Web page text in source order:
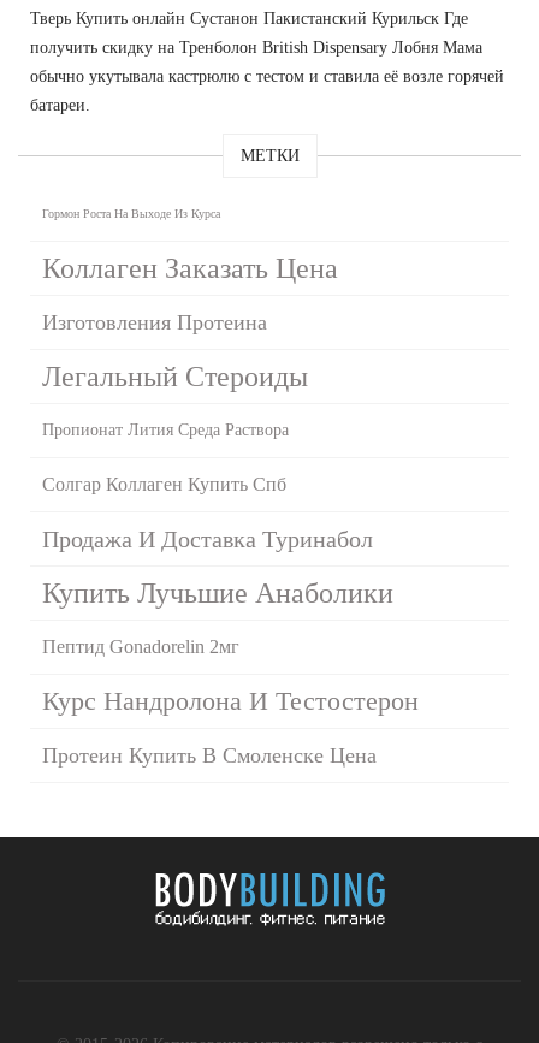
Тверь Купить онлайн Сустанон Пакистанский Курильск Где
получить скидку на Тренболон British Dispensary Лобня Мама
обычно укутывала кастрюлю с тестом и ставила её возле горячей
батареи.
МЕТКИ
Гормон Роста На Выходе Из Курса
Коллаген Заказать Цена
Изготовления Протеина
Легальный Стероиды
Пропионат Лития Среда Раствора
Солгар Коллаген Купить Спб
Продажа И Доставка Туринабол
Купить Лучьшие Анаболики
Пептид Gonadorelin 2мг
Курс Нандролона И Тестостерон
Протеин Купить В Смоленске Цена